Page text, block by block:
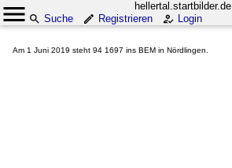
hellertal.startbilder.de
Suche
Registrieren Login
Am 1 Juni 2019 steht 94 1697 ins BEM in Nördlingen.